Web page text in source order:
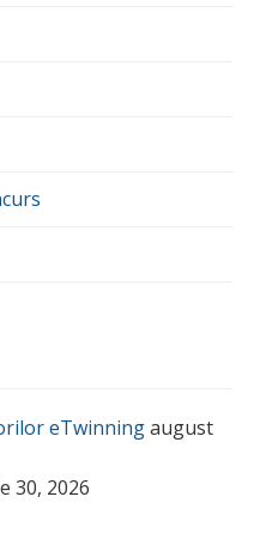
eTwinningaugust
30, 2026